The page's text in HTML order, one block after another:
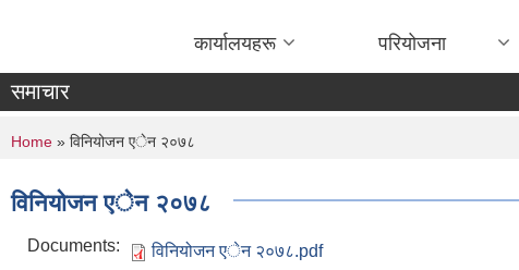
कार्यालयहरू परियोजना
समाचार
You are here
Home » विनियोजन एेन २०७८
विनियोजन एेन २०७८
Documents: विनियोजन एेन २०७८.pdf